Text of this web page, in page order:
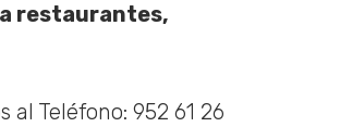
restaurantes,
Teléfono: 952 61 26